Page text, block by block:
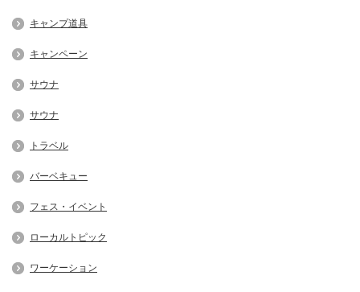
キャンプ道具
キャンペーン
サウナ
サウナ
トラベル
バーベキュー
フェス・イベント
ローカルトピック
ワーケーション